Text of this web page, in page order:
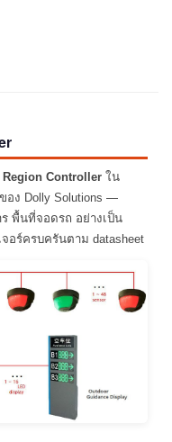
Region Controller ใน
อง Dolly Solutions —
พื้นที่จอดรถ อย่างเป็น
อร์ครบครันตาม datasheet